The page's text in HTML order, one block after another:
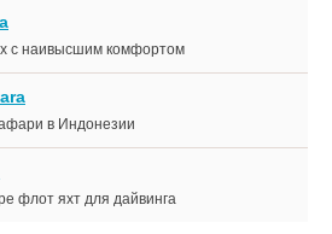
с наивысшим комфортом
в Индонезии
флот яхт для дайвинга